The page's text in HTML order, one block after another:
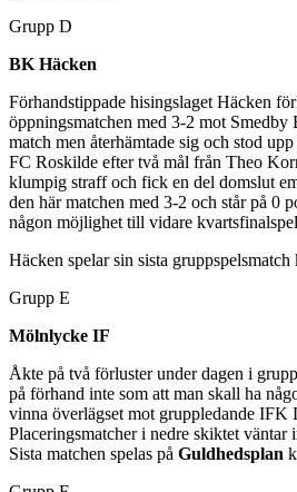
Grupp D
BK Häcken
Förhandstippade hisingslaget Häcken
öppningsmatchen med 3-2 mot
match men återhämtade sig och stod
FC Roskilde efter två mål från Theo
klumpig straff och fick en del domslut
den här matchen med 3-2 och står på 0
någon möjlighet till vidare
Häcken spelar sin sista
Grupp E
Mölnlycke IF
Åkte på två förluster under dagen i
på förhand inte som att man skall ha
vinna överlägset mot gruppledande IFK
Placeringsmatcher i nedre skiktet väntar
Sista matchen spelas på Guldhedsplan